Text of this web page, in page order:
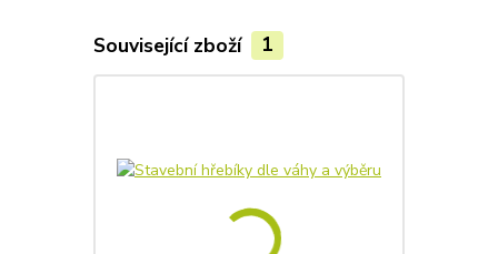
Související zboží 1